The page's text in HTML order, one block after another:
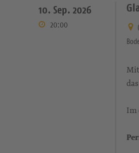
10. Sep. 2026
20:00
Im